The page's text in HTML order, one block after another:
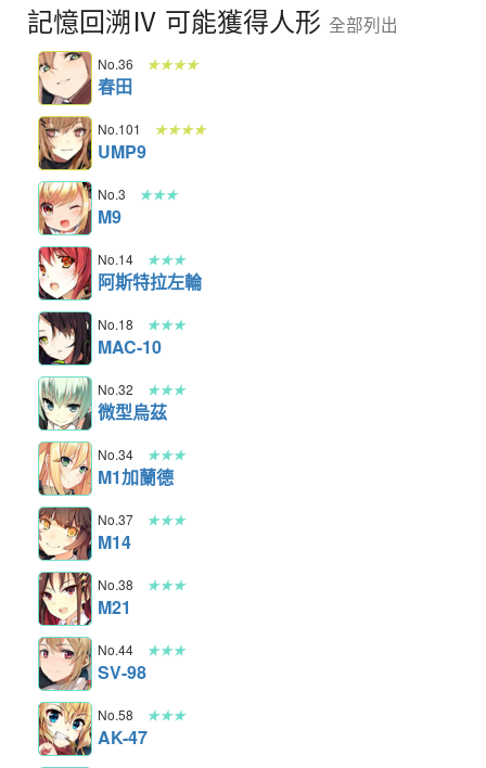
記憶回溯Ⅳ 可能獲得人形 全部列出
No.36 ★★★★
春田
No.101 ★★★★
UMP9
No.3 ★★★
M9
No.14 ★★★
阿斯特拉左輪
No.18 ★★★
MAC-10
No.32 ★★★
微型烏茲
No.34 ★★★
M1加蘭德
No.37 ★★★
M14
No.38 ★★★
M21
No.44 ★★★
SV-98
No.58 ★★★
AK-47